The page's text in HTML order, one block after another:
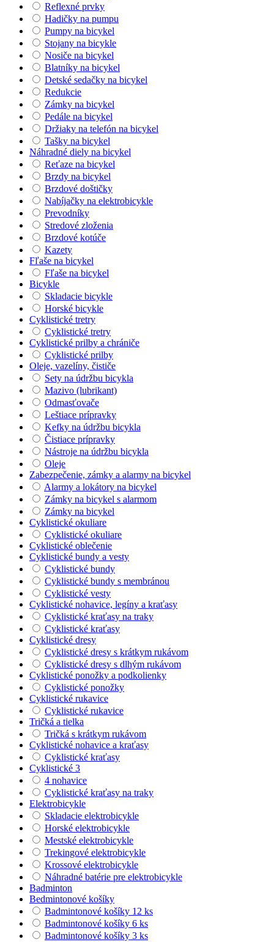
Reflexné prvky
Hadičky na pumpu
Pumpy na bicykel
Stojany na bicykle
Nosiče na bicykel
Blatníky na bicykel
Detské sedačky na bicykel
Redukcie
Zámky na bicykel
Pedále na bicykel
Držiaky na telefón na bicykel
Tašky na bicykel
Náhradné diely na bicykel
Reťaze na bicykel
Brzdy na bicykel
Brzdové doštičky
Nabíjačky na elektrobicykle
Prevodníky
Stredové zloženia
Brzdové kotúče
Kazety
Fľaše na bicykel
Fľaše na bicykel
Bicykle
Skladacie bicykle
Horské bicykle
Cyklistické tretry
Cyklistické tretry
Cyklistické prilby a chrániče
Cyklistické prilby
Oleje, vazelíny, čističe
Sety na údržbu bicykla
Mazivo (lubrikant)
Odmasťovače
Leštiace prípravky
Kefky na údržbu bicykla
Čistiace prípravky
Nástroje na údržbu bicykla
Oleje
Zabezpečenie, zámky a alarmy na bicykel
Alarmy a lokátory na bicykel
Zámky na bicykel s alarmom
Zámky na bicykel
Cyklistické okuliare
Cyklistické okuliare
Cyklistické oblečenie
Cyklistické bundy a vesty
Cyklistické bundy
Cyklistické bundy s membránou
Cyklistické vesty
Cyklistické nohavice, legíny a kraťasy
Cyklistické kraťasy na traky
Cyklistické kraťasy
Cyklistické dresy
Cyklistické dresy s krátkym rukávom
Cyklistické dresy s dlhým rukávom
Cyklistické ponožky a podkolienky
Cyklistické ponožky
Cyklistické rukavice
Cyklistické rukavice
Tričká a tielka
Tričká s krátkym rukávom
Cyklistické nohavice a kraťasy
Cyklistické kraťasy
Cyklistické 3
4 nohavice
Cyklistické kraťasy na traky
Elektrobicykle
Skladacie elektrobicykle
Horské elektrobicykle
Mestské elektrobicykle
Trekingové elektrobicykle
Krossové elektrobicykle
Náhradné batérie pre elektrobicykle
Badminton
Bedmintonové košíky
Badmintonové košíky 12 ks
Badmintonové košíky 6 ks
Badmintonové košíky 3 ks